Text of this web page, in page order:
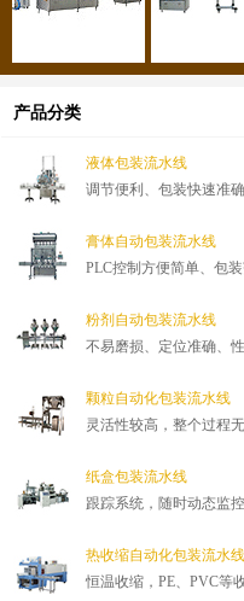
产品分类
液体包装流水线
调节便利、包装快速准确
膏体自动包装流水线
PLC控制方便简单、包
粉剂自动包装流水线
不易磨损、定位准确、
颗粒自动化包装流水线
灵活性较高，整个过程
纸盒包装流水线
跟踪系统，随时动态监控
热收缩自动化包装流水线
恒温收缩，PE、PVC等